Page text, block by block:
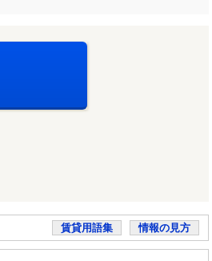
賃貸用語集 情報の見方